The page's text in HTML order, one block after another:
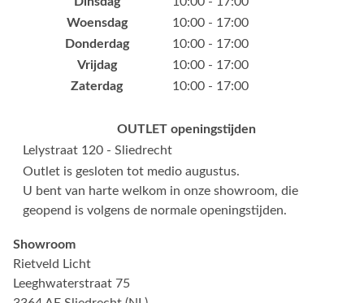
Woensdag
10:00 - 17:00
Donderdag
10:00 - 17:00
Vrijdag
10:00 - 17:00
Zaterdag
10:00 - 17:00
OUTLET openingstijden
Lelystraat 120 - Sliedrecht
Outlet is gesloten tot medio augustus.
U bent van harte welkom in onze showroom, die
geopend is volgens de normale openingstijden.
Showroom
Rietveld Licht
Leeghwaterstraat 75